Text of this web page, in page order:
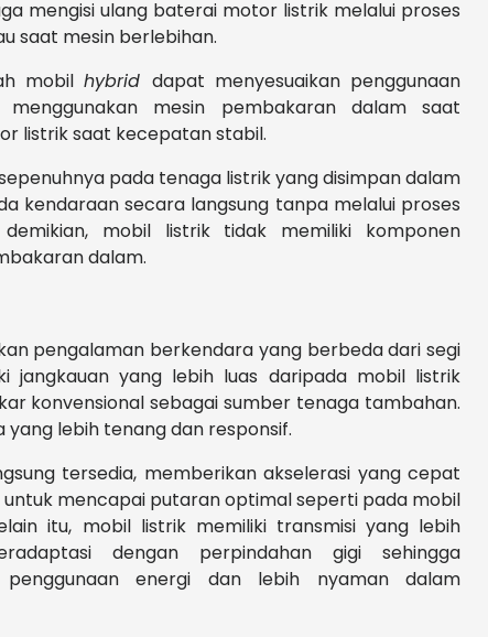
mengisi ulang baterai motor listrik melalui proses
saat mesin berlebihan.
mobilhybrid dapat menyesuaikan penggunaan
mesin pembakaran dalam saat
listrik saat kecepatan stabil.
pada tenaga listrik yang disimpan dalam
kendaraan secara langsung tanpa melalui proses
mobil listrik tidak memiliki komponen
dalam.
pengalaman berkendara yang berbeda dari segi
jangkauan yang lebih luas daripada mobil listrik
konvensional sebagai sumber tenaga tambahan.
lebih tenang dan responsif.
tersedia, memberikan akselerasi yang cepat
mencapai putaran optimal seperti pada mobil
itu, mobil listrik memiliki transmisi yang lebih
dengan perpindahan gigi sehingga
energi dan lebih nyaman dalam